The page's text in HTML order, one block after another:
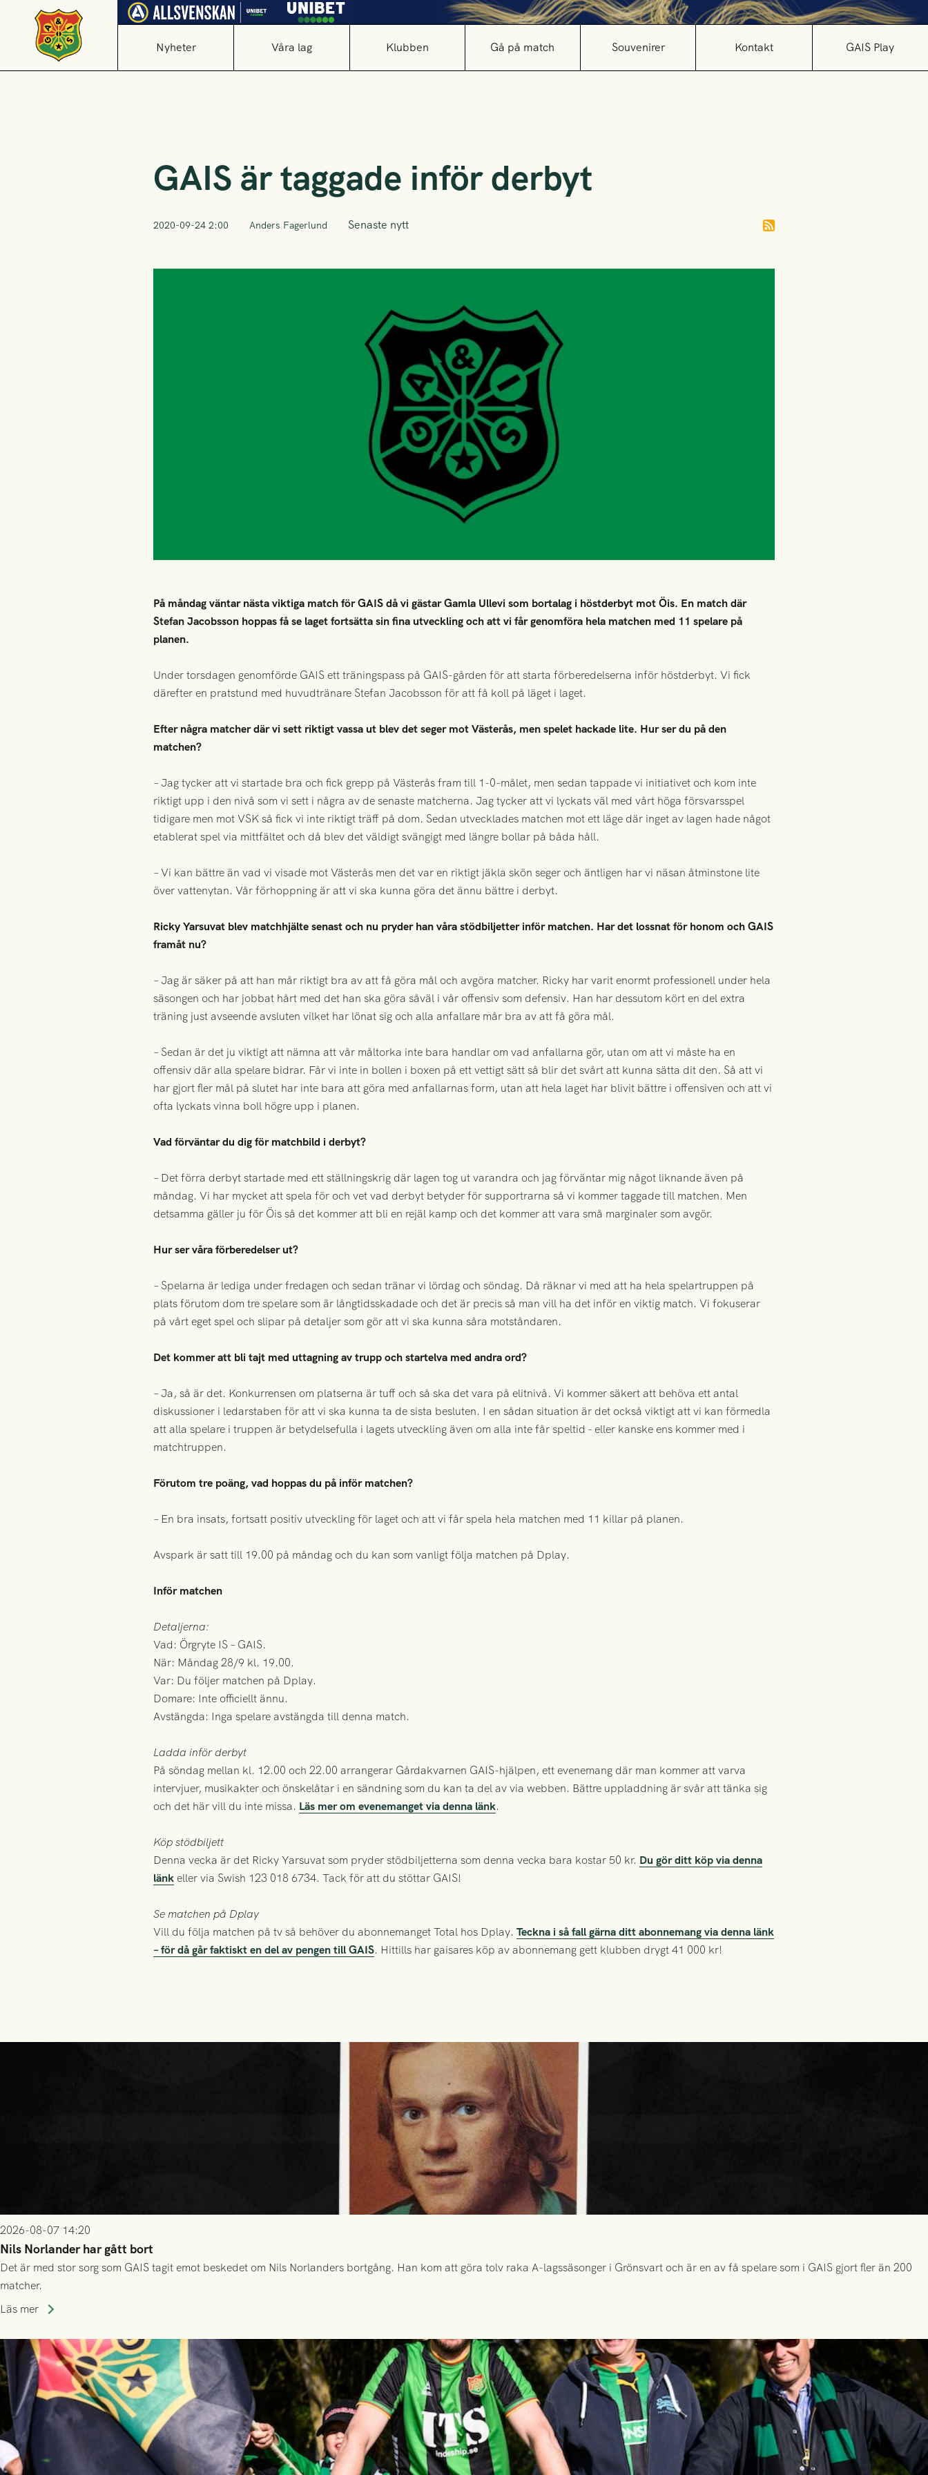
Nyheter Våra lag Klubben Gå på match Souvenirer Kontakt GAIS Play
GAIS är taggade inför derbyt
2020-09-24 2:00 Anders Fagerlund Senaste nytt
På måndag väntar nästa viktiga match för GAIS då vi gästar Gamla Ullevi som bortalag i höstderbyt mot Öis. En match där
Stefan Jacobsson hoppas få se laget fortsätta sin fina utveckling och att vi får genomföra hela matchen med 11 spelare på
planen.
Under torsdagen genomförde GAIS ett träningspass på GAIS-gården för att starta förberedelserna inför höstderbyt. Vi fick
därefter en pratstund med huvudtränare Stefan Jacobsson för att få koll på läget i laget.
Efter några matcher där vi sett riktigt vassa ut blev det seger mot Västerås, men spelet hackade lite. Hur ser du på den
matchen?
– Jag tycker att vi startade bra och fick grepp på Västerås fram till 1-0-målet, men sedan tappade vi initiativet och kom inte
riktigt upp i den nivå som vi sett i några av de senaste matcherna. Jag tycker att vi lyckats väl med vårt höga försvarsspel
tidigare men mot VSK så fick vi inte riktigt träff på dom. Sedan utvecklades matchen mot ett läge där inget av lagen hade något
etablerat spel via mittfältet och då blev det väldigt svängigt med längre bollar på båda håll.
– Vi kan bättre än vad vi visade mot Västerås men det var en riktigt jäkla skön seger och äntligen har vi näsan åtminstone lite
över vattenytan. Vår förhoppning är att vi ska kunna göra det ännu bättre i derbyt.
Ricky Yarsuvat blev matchhjälte senast och nu pryder han våra stödbiljetter inför matchen. Har det lossnat för honom och GAIS
framåt nu?
– Jag är säker på att han mår riktigt bra av att få göra mål och avgöra matcher. Ricky har varit enormt professionell under hela
säsongen och har jobbat hårt med det han ska göra såväl i vår offensiv som defensiv. Han har dessutom kört en del extra
träning just avseende avsluten vilket har lönat sig och alla anfallare mår bra av att få göra mål.
– Sedan är det ju viktigt att nämna att vår måltorka inte bara handlar om vad anfallarna gör, utan om att vi måste ha en
offensiv där alla spelare bidrar. Får vi inte in bollen i boxen på ett vettigt sätt så blir det svårt att kunna sätta dit den. Så att vi
har gjort fler mål på slutet har inte bara att göra med anfallarnas form, utan att hela laget har blivit bättre i offensiven och att vi
ofta lyckats vinna boll högre upp i planen.
Vad förväntar du dig för matchbild i derbyt?
– Det förra derbyt startade med ett ställningskrig där lagen tog ut varandra och jag förväntar mig något liknande även på
måndag. Vi har mycket att spela för och vet vad derbyt betyder för supportrarna så vi kommer taggade till matchen. Men
detsamma gäller ju för Öis så det kommer att bli en rejäl kamp och det kommer att vara små marginaler som avgör.
Hur ser våra förberedelser ut?
– Spelarna är lediga under fredagen och sedan tränar vi lördag och söndag. Då räknar vi med att ha hela spelartruppen på
plats förutom dom tre spelare som är långtidsskadade och det är precis så man vill ha det inför en viktig match. Vi fokuserar
på vårt eget spel och slipar på detaljer som gör att vi ska kunna såra motståndaren.
Det kommer att bli tajt med uttagning av trupp och startelva med andra ord?
– Ja, så är det. Konkurrensen om platserna är tuff och så ska det vara på elitnivå. Vi kommer säkert att behöva ett antal
diskussioner i ledarstaben för att vi ska kunna ta de sista besluten. I en sådan situation är det också viktigt att vi kan förmedla
att alla spelare i truppen är betydelsefulla i lagets utveckling även om alla inte får speltid - eller kanske ens kommer med i
matchtruppen.
Förutom tre poäng, vad hoppas du på inför matchen?
– En bra insats, fortsatt positiv utveckling för laget och att vi får spela hela matchen med 11 killar på planen.
Avspark är satt till 19.00 på måndag och du kan som vanligt följa matchen på Dplay.
Inför matchen
Detaljerna:
Vad: Örgryte IS – GAIS.
När: Måndag 28/9 kl. 19.00.
Var: Du följer matchen på Dplay.
Domare: Inte officiellt ännu.
Avstängda: Inga spelare avstängda till denna match.
Ladda inför derbyt
På söndag mellan kl. 12.00 och 22.00 arrangerar Gårdakvarnen GAIS-hjälpen, ett evenemang där man kommer att varva
intervjuer, musikakter och önskelåtar i en sändning som du kan ta del av via webben. Bättre uppladdning är svår att tänka sig
och det här vill du inte missa. Läs mer om evenemanget via denna länk.
Köp stödbiljett
Denna vecka är det Ricky Yarsuvat som pryder stödbiljetterna som denna vecka bara kostar 50 kr. Du gör ditt köp via denna
länk eller via Swish 123 018 6734. Tack för att du stöttar GAIS!
Se matchen på Dplay
Vill du följa matchen på tv så behöver du abonnemanget Total hos Dplay. Teckna i så fall gärna ditt abonnemang via denna länk
– för då går faktiskt en del av pengen till GAIS. Hittills har gaisares köp av abonnemang gett klubben drygt 41 000 kr!
2026-08-07 14:20
Nils Norlander har gått bort
Det är med stor sorg som GAIS tagit emot beskedet om Nils Norlanders bortgång. Han kom att göra tolv raka A-lagssäsonger i Grönsvart och är en av få spelare som i GAIS gjort fler än 200
matcher.
Läs mer